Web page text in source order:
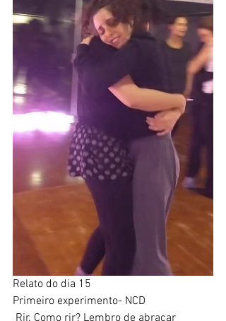
Relato do dia 15
Primeiro experimento- NCD